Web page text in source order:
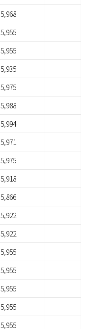
5,968
5,955
5,955
5,935
5,975
5,988
5,994
5,971
5,975
5,918
5,866
5,922
5,922
5,955
5,955
5,955
5,955
5,955